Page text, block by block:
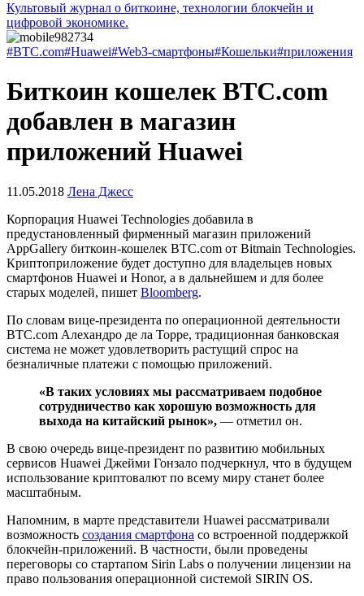
Культовый журнал о биткоине, технологии блокчейн и
цифровой экономике.
#BTC.com#Huawei#Web3-смартфоны#Кошельки#приложения
Биткоин кошелек BTC.com
добавлен в магазин
приложений Huawei
11.05.2018 Лена Джесс
Корпорация Huawei Technologies добавила в
предустановленный фирменный магазин приложений
AppGallery биткоин-кошелек BTC.com от Bitmain Technologies.
Криптоприложение будет доступно для владельцев новых
смартфонов Huawei и Honor, а в дальнейшем и для более
старых моделей, пишет Bloomberg.
По словам вице-президента по операционной деятельности
BTC.com Алехандро де ла Торре, традиционная банковская
система не может удовлетворить растущий спрос на
безналичные платежи с помощью приложений.
«В таких условиях мы рассматриваем подобное
сотрудничество как хорошую возможность для
выхода на китайский рынок», — отметил он.
В свою очередь вице-президент по развитию мобильных
сервисов Huawei Джейми Гонзало подчеркнул, что в будущем
использование криптовалют по всему миру станет более
масштабным.
Напомним, в марте представители Huawei рассматривали
возможность создания смартфона со встроенной поддержкой
блокчейн-приложений. В частности, были проведены
переговоры со стартапом Sirin Labs о получении лицензии на
право пользования операционной системой SIRIN OS.